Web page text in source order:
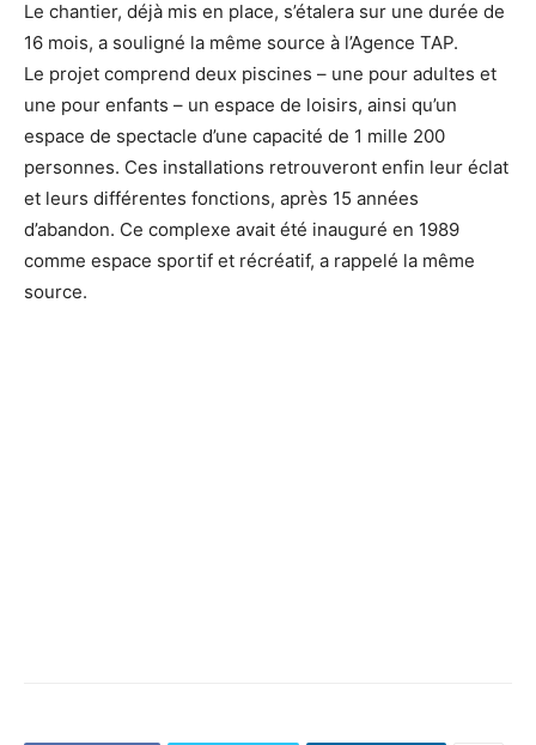
Le chantier, déjà mis en place, s’étalera sur une durée de
16 mois, a souligné la même source à l’Agence TAP.
Le projet comprend deux piscines – une pour adultes et
une pour enfants – un espace de loisirs, ainsi qu’un
espace de spectacle d’une capacité de 1 mille 200
personnes. Ces installations retrouveront enfin leur éclat
et leurs différentes fonctions, après 15 années
d’abandon. Ce complexe avait été inauguré en 1989
comme espace sportif et récréatif, a rappelé la même
source.